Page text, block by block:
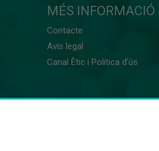
MÉS INFORMACIÓ
Contacte
Avís legal
Canal Ètic i Política d’ús